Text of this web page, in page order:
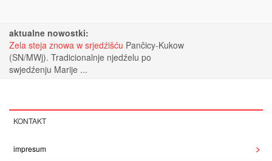
aktualne nowostki:
Zela steja znowa w srjedźišću Pančicy-Kukow
(SN/MWj). Tradicionalnje njedźelu po
swjedźenju Marije ...
KONTAKT
impresum